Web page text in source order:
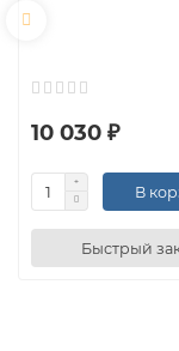
10 030 ₽
В
Быстрый